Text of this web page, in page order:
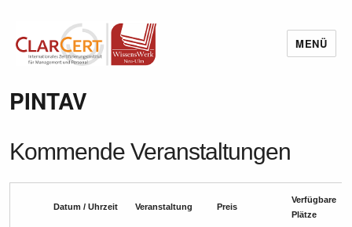
Wissenswerk Neu-Ulm
MENÜ
PINTAV
Kommende Veranstaltungen
Datum / Uhrzeit Veranstaltung Preis
Verfügbare
Plätze